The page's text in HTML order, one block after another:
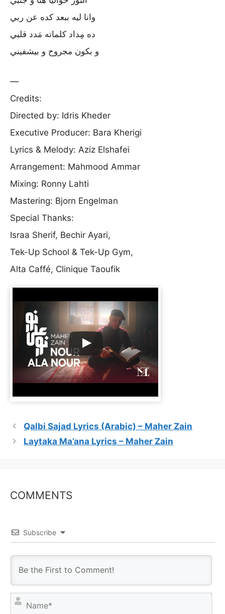
وانا ليه ببعد كده عن ربي
ده مِداد كلماته مَدد قلبي
و بكون مجروح و بيشفيني
—
Credits:
Directed by: Idris Kheder
Executive Producer: Bara Kherigi
Lyrics & Melody: Aziz Elshafei
Arrangement: Mahmood Ammar
Mixing: Ronny Lahti
Mastering: Bjorn Engelman
Special Thanks:
Israa Sherif, Bechir Ayari,
Tek-Up School & Tek-Up Gym,
Alta Caffé, Clinique Taoufik
Qalbi Sajad Lyrics (Arabic) – Maher Zain
Laytaka Ma’ana Lyrics – Maher Zain
COMMENTS
Subscribe
N